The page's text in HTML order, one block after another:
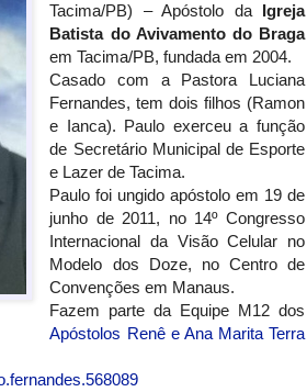
Tacima/PB) – Apóstolo da Igreja
Batista do Avivamento do Braga
em Tacima/PB, fundada em 2004.
Casado com a Pastora Luciana
Fernandes, tem dois filhos (Ramon
e Ianca). Paulo exerceu a função
de Secretário Municipal de Esporte
e Lazer de Tacima.
Paulo foi ungido apóstolo em 19 de
junho de 2011, no 14º Congresso
Internacional da Visão Celular no
Modelo dos Doze, no Centro de
Convenções em Manaus.
Fazem parte da Equipe M12 dos
Apóstolos Renê e Ana Marita Terra